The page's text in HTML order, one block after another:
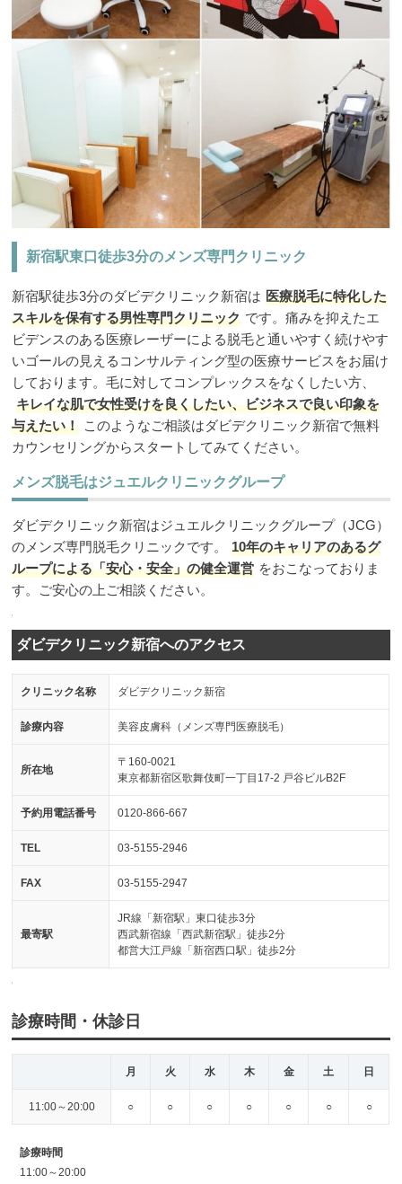
新宿駅東口徒歩3分のメンズ専門クリニック
新宿駅徒歩3分のダビデクリニック新宿は 医療脱毛に特化した
スキルを保有する男性専門クリニック です。痛みを抑えたエ
ビデンスのある医療レーザーによる脱毛と通いやすく続けやす
いゴールの見えるコンサルティング型の医療サービスをお届け
しております。毛に対してコンプレックスをなくしたい方、
キレイな肌で女性受けを良くしたい、ビジネスで良い印象を
与えたい！ このようなご相談はダビデクリニック新宿で無料
カウンセリングからスタートしてみてください。
メンズ脱毛はジュエルクリニックグループ
ダビデクリニック新宿はジュエルクリニックグループ（JCG）
のメンズ専門脱毛クリニックです。
10年のキャリアのあるグ
ループによる「安心・安全」の健全運営 をおこなっておりま
す。ご安心の上ご相談ください。
ダビデクリニック新宿へのアクセス
クリニック名称 ダビデクリニック新宿
診療内容 美容皮膚科（メンズ専門医療脱毛）
所在地
〒160-0021
東京都新宿区歌舞伎町一丁目17-2 戸谷ビルB2F
予約用電話番号 0120-866-667
TEL 03-5155-2946
FAX 03-5155-2947
最寄駅
JR線「新宿駅」東口徒歩3分
西武新宿線「西武新宿駅」徒歩2分
都営大江戸線「新宿西口駅」徒歩2分
診療時間・休診日
月 火 水 木 金 土 日
11:00～20:00 ○ ○ ○ ○ ○ ○ ○
診療時間
11:00～20:00